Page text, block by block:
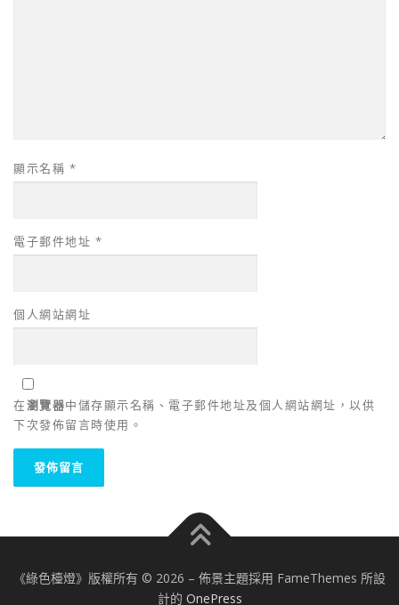
顯示名稱 *
電子郵件地址 *
個人網站網址
在瀏覽器中儲存顯示名稱、電子郵件地址及個人網站網址，以供
下次發佈留言時使用。
《綠色檯燈》版權所有 © 2026 – 佈景主題採用 FameThemes 所設
計的 OnePress